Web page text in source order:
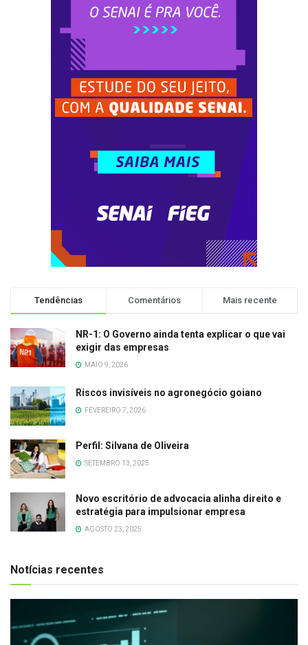
Tendências Comentários Mais recente
NR-1: O Governo ainda tenta explicar o que vai
exigir das empresas
MAIO 9, 2026
Riscos invisíveis no agronegócio goiano
FEVEREIRO 7, 2026
Perfil: Silvana de Oliveira
SETEMBRO 13, 2025
Novo escritório de advocacia alinha direito e
estratégia para impulsionar empresa
AGOSTO 23, 2025
Notícias recentes